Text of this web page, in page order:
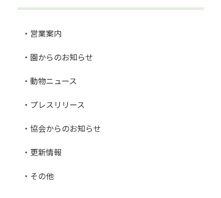
・営業案内
・園からのお知らせ
・動物ニュース
・プレスリリース
・協会からのお知らせ
・更新情報
・その他